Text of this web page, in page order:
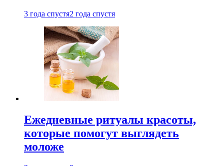
3 года спустя2 года спустя
Ежедневные ритуалы красоты,
которые помогут выглядеть
моложе